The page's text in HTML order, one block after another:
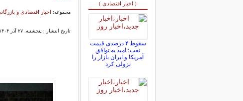
مجموعه: اخبار اقتصادی و
تاریخ انتشار : پنجشنبه, ۲۷ آذر ۱۴۰۴ ۰۹:۰۵
( اخبار اقتصادی )
سقوط ۴ درصدی قیمت
نفت؛ امید به توافق
آمریکا و ایران بازار را
نزولی کرد